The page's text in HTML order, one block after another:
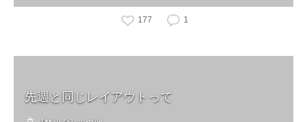
177 1
先週と同じレイアウトって